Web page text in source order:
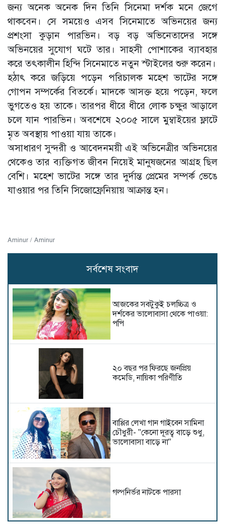
জন্য অনেক অনেক দিন তিনি সিনেমা দর্শক মনে জেগে
থাকবেন। সে সময়েও এসব সিনেমাতে অভিনয়ের জন্য
প্রশংসা কুড়ান পারভিন। বড় বড় অভিনেতাদের সঙ্গে
অভিনয়ের সুযোগ ঘটে তার। সাহসী পোশাকের ব্যাবহার
করে তৎকালীন হিন্দি সিনেমাতে নতুন স্টাইলের শুরু করেন।
হঠাৎ করে জড়িয়ে পড়েন পরিচালক মহেশ ভাটের সঙ্গে
গোপন সম্পর্কের বিতর্কে। মাদকে আসক্ত হয়ে পড়েন, ফলে
ভুগতেও হয় তাকে। তারপর ধীরে ধীরে লোক চক্ষুর আড়ালে
চলে যান পারভিন। অবশেষে ২০০৫ সালে মুম্বাইয়ের ফ্লাটে
মৃত অবস্থায় পাওয়া যায় তাকে।
অসাধারণ সুন্দরী ও আবেদনময়ী এই অভিনেত্রীর অভিনয়ের
থেকেও তার ব্যক্তিগত জীবন নিয়েই মানুষজনের আগ্রহ ছিল
বেশি। মহেশ ভাটের সঙ্গে তার দুর্দান্ত প্রেমের সম্পর্ক ভেঙে
যাওয়ার পর তিনি সিজোফ্রেনিয়ায় আক্রান্ত হন।
Aminur / Aminur
সর্বশেষ সংবাদ
আজকের সবটুকুই চলচ্চিত্র ও
দর্শকের ভালোবাসা থেকে পাওয়া:
পপি
২০ বছর পর ফিরছে জনপ্রিয়
কমেডি, নায়িকা পরিণীতি
বাপ্পির লেখা গান গাইবেন সামিনা
চৌধুরী- "কেনো দূরত্ব বাড়ে শুধু,
ভালোবাসা বাড়ে না"
গল্পনির্ভর নাটকে পারসা